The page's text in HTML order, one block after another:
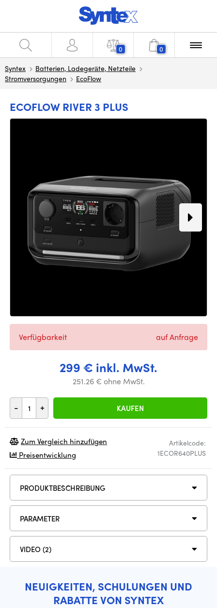
0 0
Syntex
Batterien, Ladegeräte, Netzteile
Stromversorgungen
EcoFlow
ECOFLOW RIVER 3 PLUS
299 € inkl. MwSt.
251.26 € ohne MwSt.
- + KAUFEN
Verfügbarkeit auf Anfrage
Artikelcode:
1ECOR640PLUS
Zum Vergleich hinzufügen
Preisentwicklung
PRODUKTBESCHREIBUNG
PARAMETER
VIDEO (2)
NEUIGKEITEN, SCHULUNGEN UND
RABATTE VON SYNTEX